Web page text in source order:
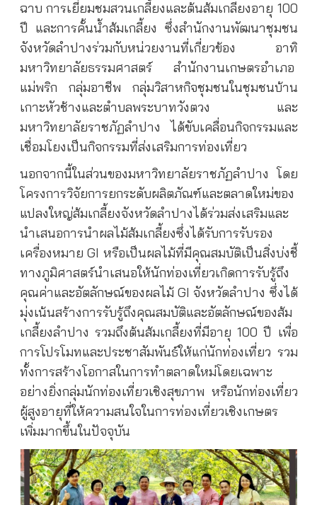
ฉาบ การเยี่ยมชมสวนเกลี้ยงและต้นส้มเกลียงอายุ 100
ปี และการคั้นน้ำส้มเกลี้ยง ซึ่งสำนักงานพัฒนาชุมชน
จังหวัดลำปางร่วมกับหน่วยงานที่เกี่ยวข้อง อาทิ
มหาวิทยาลัยธรรมศาสตร์ สำนักงานเกษตรอำเภอ
แม่พริก กลุ่มอาชีพ กลุ่มวิสาหกิจชุมชนในชุมชนบ้าน
เกาะหัวช้างและตำบลพระบาทวังตวง และ
มหาวิทยาลัยราชภัฏลำปาง ได้ขับเคลื่อนกิจกรรมและ
เชื่อมโยงเป็นกิจกรรมที่ส่งเสริมการท่องเที่ยว
นอกจากนี้ในส่วนของมหาวิทยาลัยราชภัฏลำปาง โดย
โครงการวิจัยการยกระดับผลิตภัณฑ์และตลาดใหม่ของ
แปลงใหญ่ส้มเกลี้ยงจังหวัดลำปางได้ร่วมส่งเสริมและ
นำเสนอการนำผลไม้ส้มเกลี้ยงซึ่งได้รับการรับรอง
เครื่องหมาย GI หรือเป็นผลไม้ที่มีคุณสมบัติเป็นสิ่งบ่งชี้
ทางภูมิศาสตร์นำเสนอให้นักท่องเที่ยวเกิดการรับรู้ถึง
คุณค่าและอัตลักษณ์ของผลไม้ GI จังหวัดลำปาง ซึ่งได้
มุ่งเน้นสร้างการรับรู้ถึงคุณสมบัติและอัตลักษณ์ของส้ม
เกลี้ยงลำปาง รวมถึงต้นส้มเกลี้ยงที่มีอายุ 100 ปี เพื่อ
การโปรโมทและประชาสัมพันธ์ให้แก่นักท่องเที่ยว รวม
ทั้งการสร้างโอกาสในการทำตลาดใหม่โดยเฉพาะ
อย่างยิ่งกลุ่มนักท่องเที่ยวเชิงสุขภาพ หรือนักท่องเที่ยว
ผู้สูงอายุที่ให้ความสนใจในการท่องเที่ยวเชิงเกษตร
เพิ่มมากขึ้นในปัจจุบัน